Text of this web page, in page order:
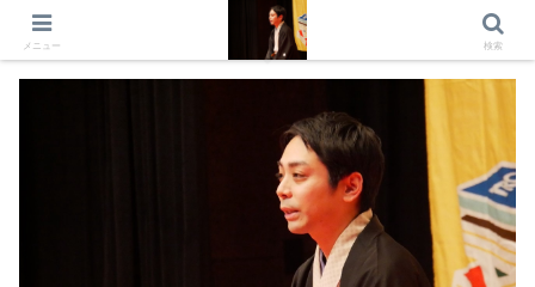
出演情報 出演依頼 日記 プロフィール
メニュー 検索